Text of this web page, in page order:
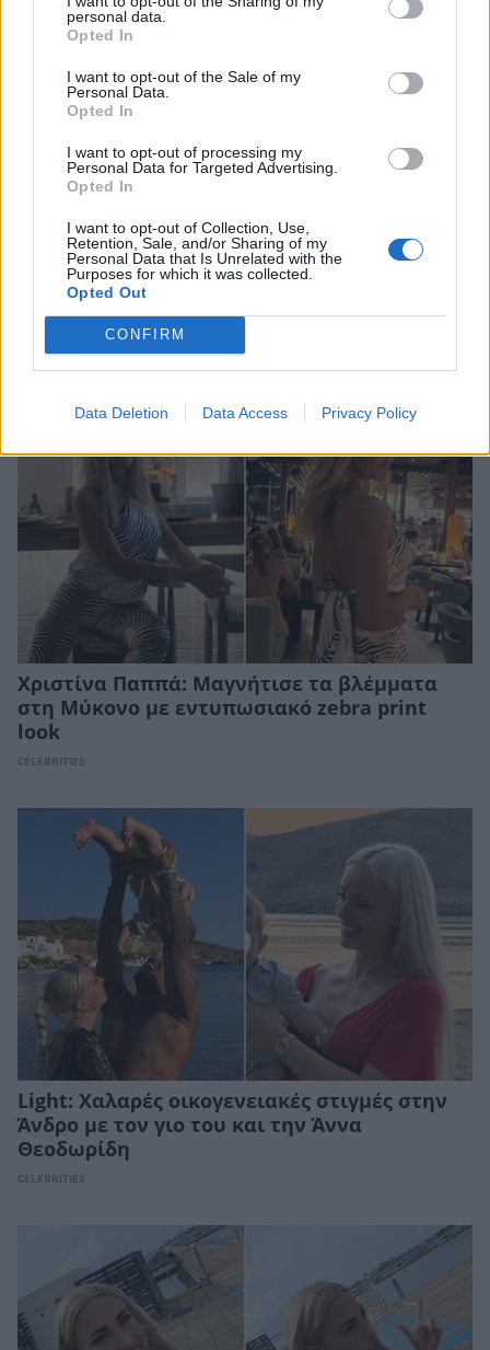
personal data.
Opted In
I want to opt-out of the Sale of my
Personal Data.
Opted In
I want to opt-out of processing my
Personal Data for Targeted Advertising.
Opted In
I want to opt-out of Collection, Use,
Retention, Sale, and/or Sharing of my
Personal Data that Is Unrelated with the
Purposes for which it was collected.
Opted Out
CONFIRM
Data Deletion Data Access Privacy Policy
Βάσω Λασκαράκη: Η τρυφερή φωτογραφία
με τον Λευτέρη Σουλτάτο από την Κρήτη
Χριστίνα Παππά: Μαγνήτισε τα βλέμματα
στη Μύκονο με εντυπωσιακό zebra print
look
CELEBRITIES
Light: Χαλαρές οικογενειακές στιγμές στην
Άνδρο με τον γιο του και την Άννα
Θεοδωρίδη
CELEBRITIES